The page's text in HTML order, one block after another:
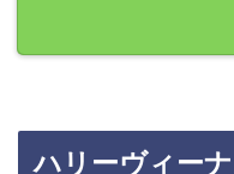
ハリーヴィー